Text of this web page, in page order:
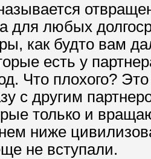
для любых
как будто вам
есть у
Что плохого?
с другим
только и
ниже
не вступали.